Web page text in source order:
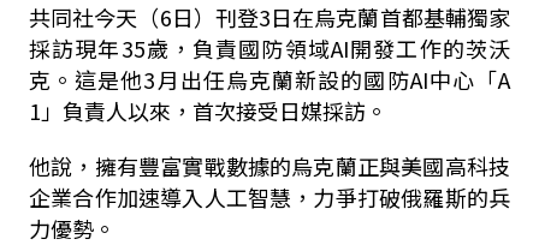
共同社今天（6日）刊登3日在烏克蘭首都基輔獨家
採訪現年35歲，負責國防領域AI開發工作的茨沃
克。這是他3月出任烏克蘭新設的國防AI中心「A
1」負責人以來，首次接受日媒採訪。
他說，擁有豐富實戰數據的烏克蘭正與美國高科技
企業合作加速導入人工智慧，力爭打破俄羅斯的兵
力優勢。